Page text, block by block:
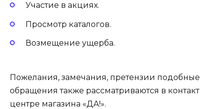
Участие в акциях.
Просмотр каталогов.
Возмещение ущерба.
Пожелания, замечания, претензии подобные
обращения также рассматриваются в контакт
центре магазина «ДА!».